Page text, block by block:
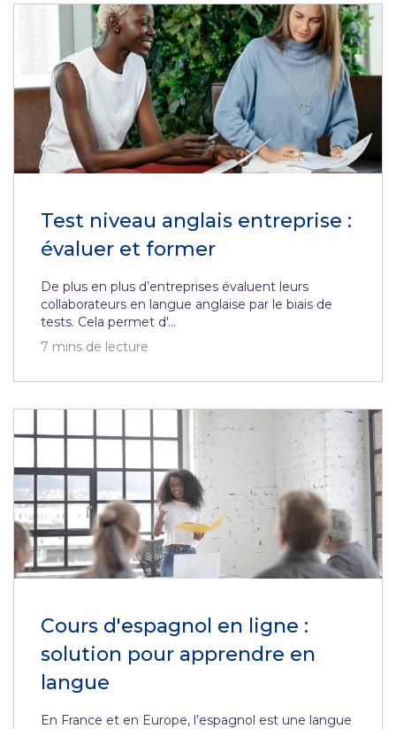
Test niveau anglais entreprise :
évaluer et former
De plus en plus d’entreprises évaluent leurs
collaborateurs en langue anglaise par le biais de
tests. Cela permet d'...
7 mins de lecture
Cours d'espagnol en ligne :
solution pour apprendre en
langue
En France et en Europe, l’espagnol est une langue